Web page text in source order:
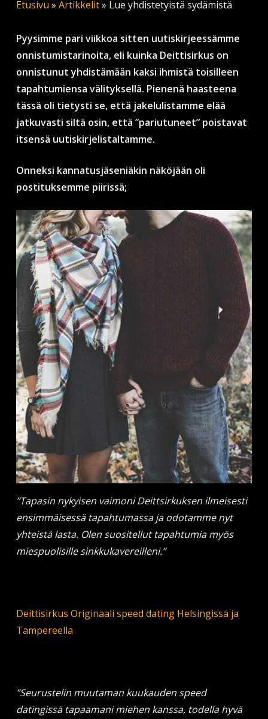
Etusivu » Artikkelit» Lue yhdistetyistä sydämistä
Pyysimme pari viikkoa sitten uutiskirjeessämme
onnistumistarinoita, eli kuinka Deittisirkus on
onnistunut yhdistämään kaksi ihmistä toisilleen
tapahtumiensa välityksellä. Pienenä haasteena
tässä oli tietysti se, että jakelulistamme elää
jatkuvasti siltä osin, että ”pariutuneet” poistavat
itsensä uutiskirjelistaltamme.
Onneksi kannatusjäseniäkin näköjään oli
postituksemme piirissä;
”Tapasin nykyisen vaimoni Deittsirkuksen ilmeisesti
ensimmäisessä tapahtumassa ja odotamme nyt
yhteistä lasta. Olen suositellut tapahtumia myös
miespuolisille sinkkukavereilleni.”
Deittisirkus Originaali speed dating Helsingissä ja
Tampereella
”Seurustelin muutaman kuukauden speed
datingissä tapaamani miehen kanssa, todella hyvä